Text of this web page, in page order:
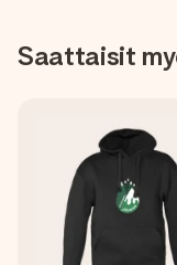
Saattaisit